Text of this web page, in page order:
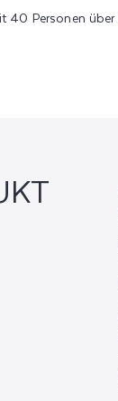
Personen